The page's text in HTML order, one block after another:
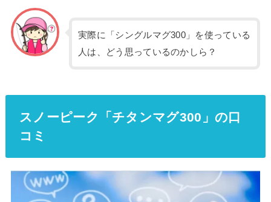
実際に「シングルマグ300」を使っている
人は、どう思っているのかしら？
スノーピーク「チタンマグ300」の口
コミ